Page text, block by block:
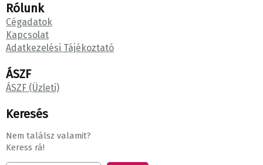
Rólunk
Cégadatok
Kapcsolat
Adatkezelési Tájékoztató
ÁSZF
ÁSZF (Üzleti)
Keresés
Nem találsz valamit?
Keress rá!